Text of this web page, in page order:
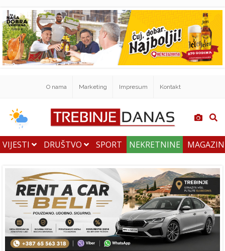
O nama Marketing Impresum Kontakt
VIJESTI DRUŠTVO SPORT NEKRETNINE